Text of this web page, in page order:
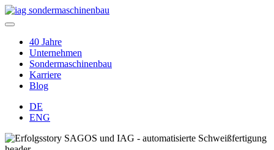
40 Jahre
Unternehmen
Sondermaschinenbau
Karriere
Blog
DE
ENG